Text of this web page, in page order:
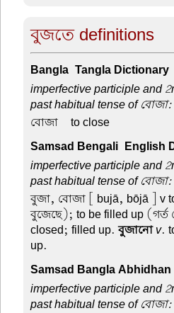
বুজতে definitions
Bangla-Tangla Dictionary
imperfective participle and
past habitual tense of বোজা:
বোজা –to close
Samsad Bengali-English
imperfective participle and
past habitual tense of বোজা:
বুজা, বোজা [ bujā, bōjā ] v
বুজেছে); to be filled up
closed; filled up.বুজানো v.
up.
Samsad Bangla Abhidhan
imperfective participle and
past habitual tense of বোজা: